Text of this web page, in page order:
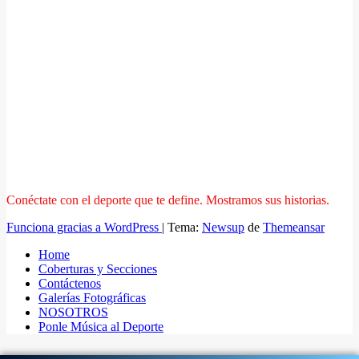
Conéctate con el deporte que te define. Mostramos sus historias.
Funciona gracias a WordPress | Tema: Newsup de Themeansar
Home
Coberturas y Secciones
Contáctenos
Galerías Fotográficas
NOSOTROS
Ponle Música al Deporte